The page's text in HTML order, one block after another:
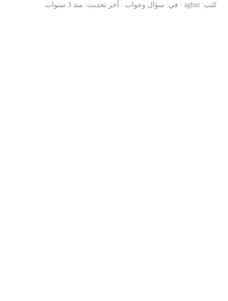
كتب agbni في سؤال وجواب آخر تحديث منذ 3 سنوات